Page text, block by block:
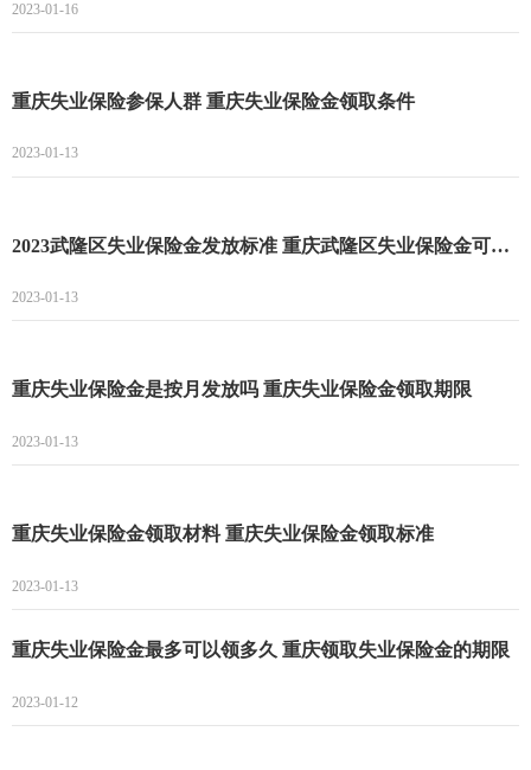
2023-01-16
重庆失业保险参保人群 重庆失业保险金领取条件
2023-01-13
2023武隆区失业保险金发放标准 重庆武隆区失业保险金可以领多久
2023-01-13
重庆失业保险金是按月发放吗 重庆失业保险金领取期限
2023-01-13
重庆失业保险金领取材料 重庆失业保险金领取标准
2023-01-13
重庆失业保险金最多可以领多久 重庆领取失业保险金的期限
2023-01-12